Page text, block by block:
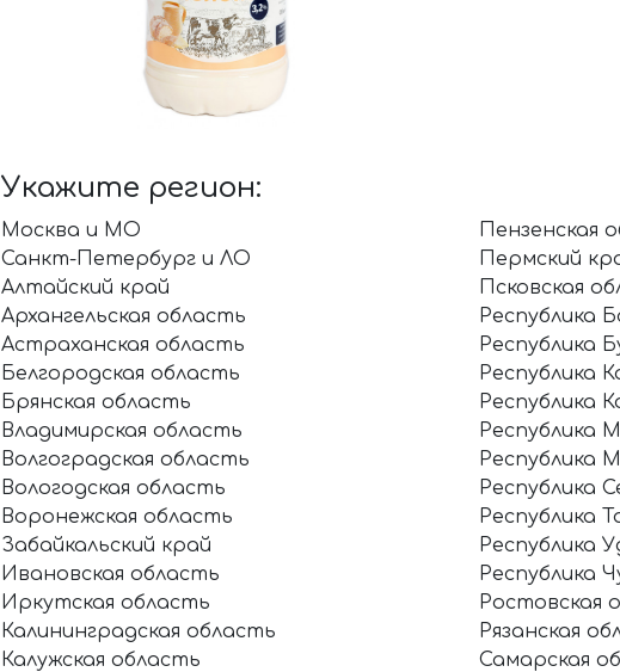
Укажите регион:
Москва и МО
Санкт-Петербург и ЛО
Алтайский край
Архангельская область
Астраханская область
Белгородская область
Брянская область
Владимирская область
Волгоградская область
Вологодская область
Воронежская область
Забайкальский край
Ивановская область
Иркутская область
Калининградская область
Калужская область
Пензенская
Пермский
Псковская
Республика
Республика
Республика
Республика
Республика
Республика
Республика
Республика
Республика
Республика
Ростовская
Рязанская
Самарская